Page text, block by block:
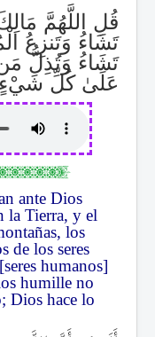
قُلِ اللَّهُمَّ
تَشَاءُ وَتَنزِعُ
تَشَاءُ وَتُذِلُّ
عَلَىٰ كُلِّ شَيْءٍ
ante Dios
la Tierra, y el
los
de los seres
humanos]
humille no
Dios hace lo